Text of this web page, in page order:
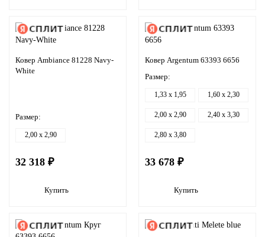
Ковер Ambiance 81228 Navy-
White
Размер:
2,00 x 2,90
32 318 ₽
Купить
Ковер Argentum 63393 6656
Размер:
1,33 x 1,95 1,60 x 2,30
2,00 x 2,90 2,40 x 3,30
2,80 x 3,80
33 678 ₽
Купить